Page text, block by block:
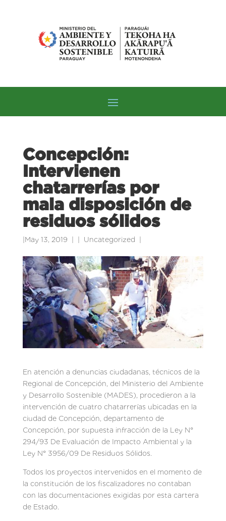
Concepción:
Intervienen
chatarrerías por
mala disposición de
residuos sólidos
May 13, 2019 Uncategorized
En atención a denuncias ciudadanas, técnicos de la
Regional de Concepción, del Ministerio del Ambiente
y Desarrollo Sostenible (MADES), procedieron a la
intervención de cuatro chatarrerías ubicadas en la
ciudad de Concepción, departamento de
Concepción, por supuesta infracción de la Ley N°
294/93 De Evaluación de Impacto Ambiental y la
Ley N° 3956/09 De Residuos Sólidos.
Todos los proyectos intervenidos en el momento de
la constitución de los fiscalizadores no contaban
con las documentaciones exigidas por esta cartera
de Estado.